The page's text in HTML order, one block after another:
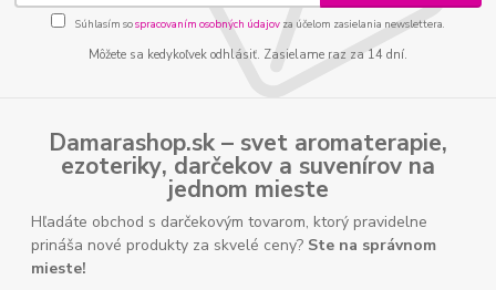
Súhlasím sospracovaním osobných údajov za účelom zasielania newslettera.
Môžete sa kedykoľvek odhlásiť. Zasielame raz za 14 dní.
Damarashop.sk – svet aromaterapie,
ezoteriky, darčekov a suvenírov na
jednom mieste
Hľadáte obchod s darčekovým tovarom, ktorý pravidelne
prináša nové produkty za skvelé ceny? Ste na správnom
mieste!